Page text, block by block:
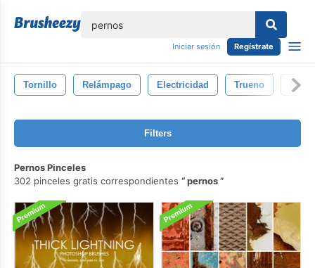
Iniciar sesión Regístrate
Tornillo Relámpago Electricidad Trueno
Filters
Pernos Pinceles
302 pinceles gratis correspondientes
pernos